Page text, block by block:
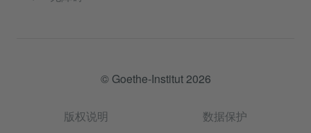
© Goethe-Institut 2026
版权说明 数据保护